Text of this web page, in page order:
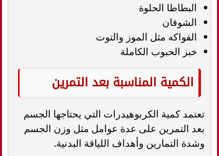
البطاطا الحلوة
الشوفان
الفواكه مثل الموز والتوت
خبز الحبوب الكاملة
الكمية المناسبة بعد التمرين
تعتمد كمية الكربوهيدرات التي يحتاجها الجسم
بعد التمرين على عدة عوامل مثل وزن الجسم
وشدة التمارين وأهداف اللياقة البدنية.